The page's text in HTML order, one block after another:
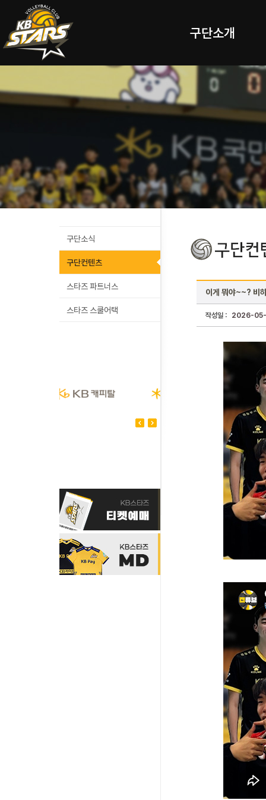
구단소개
구단소식
구단컨텐츠
스타즈 파트너스
스타즈 스쿨어택
이게 뭐야~~? 비
작성일 : 2026-